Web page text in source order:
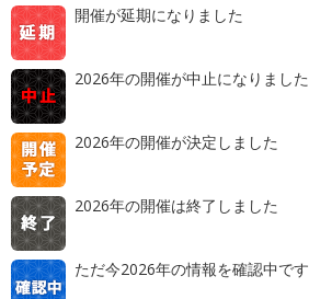
開催が延期になりました
2026年の開催が中止になりました
2026年の開催が決定しました
2026年の開催は終了しました
ただ今2026年の情報を確認中です